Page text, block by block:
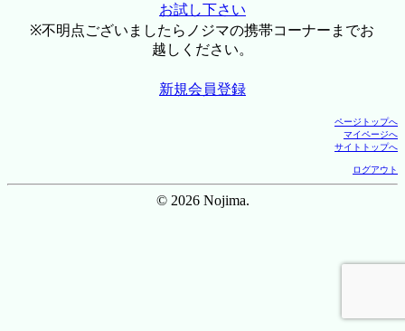
お試し下さい
※不明点ございましたらノジマの携帯コーナーまでお
越しください。
新規会員登録
ページトップへ
マイページへ
サイトトップへ
ログアウト
© 2026 Nojima.